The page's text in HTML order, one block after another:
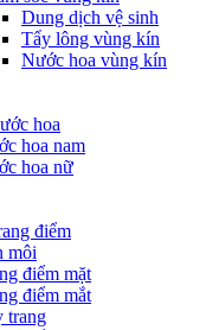
Dung dịch vệ sinh
Tẩy lông vùng kín
Nước hoa vùng kín
hoa
hoa nam
hoa nữ
điểm
môi
điểm mặt
điểm mắt
trang